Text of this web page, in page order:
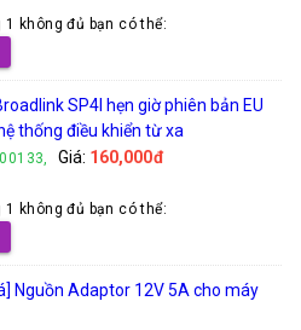
1 không đủ bạn có thể:
SP4l hẹn giờ phiên bản EU
thống điều khiển từ xa
Giá: 160,000đ
1 không đủ bạn có thể:
Nguồn Adaptor 12V 5A cho máy